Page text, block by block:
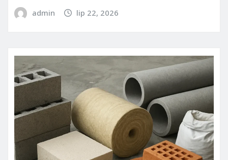
admin lip 22, 2026